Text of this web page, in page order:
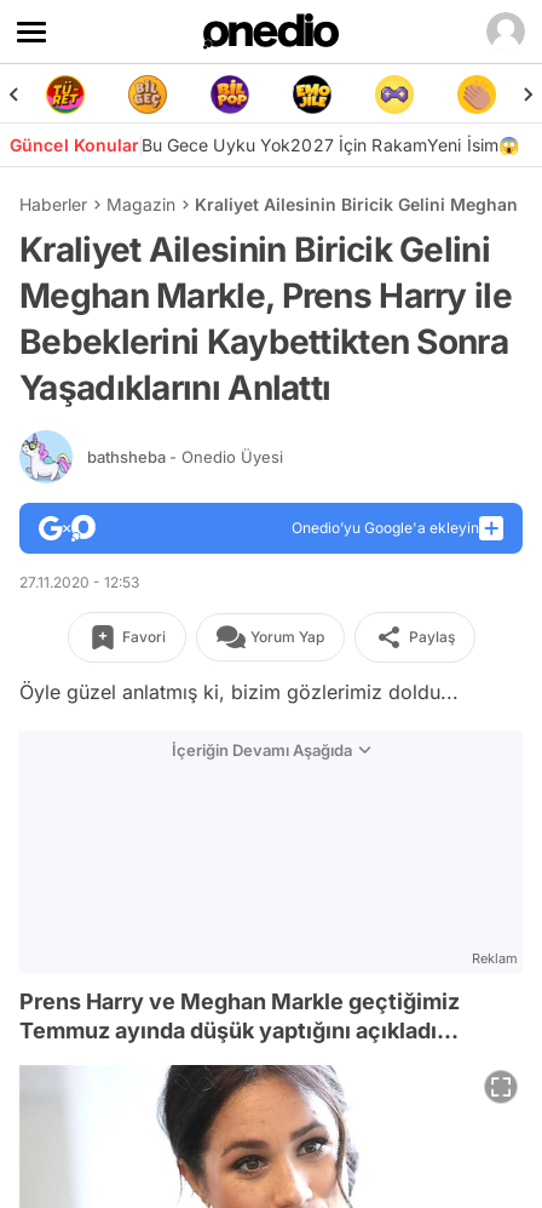
Güncel KonularBu Gece Uyku Yok2027 İçin RakamYeni İsim😱
Haberler Magazin Kraliyet Ailesinin Biricik Gelini Meghan
Kraliyet Ailesinin Biricik Gelini
Meghan Markle, Prens Harry ile
Bebeklerini Kaybettikten Sonra
Yaşadıklarını Anlattı
bathsheba - Onedio Üyesi
Onedio’yu Google'a ekleyin
27.11.2020 - 12:53
Favori Yorum Yap Paylaş
Öyle güzel anlatmış ki, bizim gözlerimiz doldu...
İçeriğin Devamı Aşağıda
Reklam
Prens Harry ve Meghan Markle geçtiğimiz
Temmuz ayında düşük yaptığını açıkladı...